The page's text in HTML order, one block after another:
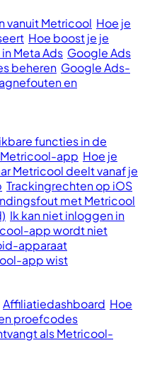
vanuit Metricool Hoe je
Hoe boost je je
Meta Ads Google Ads
beheren Google Ads-
en
functies in de
app Hoe je
Metricool deelt vanaf je
Trackingrechten op iOS
met Metricool
Ik kan niet inloggen in
app wordt niet
apparaat
app wist
Affiliatiedashboard Hoe
proefcodes
als Metricool-